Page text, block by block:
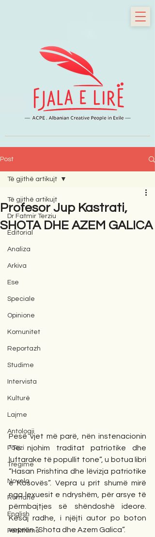
Post
Të gjithë artikujt
Dr Fatmir Terziu
Editorial
Analiza
Arkiva
Ese
Speciale
Opinione
Komunitet
Reportazh
Studime
Intervista
Kulturë
Lajme
Antologji
Poezi
Tregime
Novela
Romane
English
Përkthime
Të gjithë artikujt
Profesor Jup Kastrati,
SHOTA DHE AZEM GALICA
Pesë vjet më parë, nën instenacionin
“Të njohim traditat patriotike dhe
luftarake të popullit tone”, u botua libri
“Hasan Prishtina dhe lëvizja patriotike
e Kosovës”. Vepra u prit shumë mirë
nga lexuesit e ndryshëm, për arsye të
përmbajtjes së shëndoshë ideore.
Kësaj radhe, i njëjti autor po boton
veprën “Shota dhe Azem Galica”.